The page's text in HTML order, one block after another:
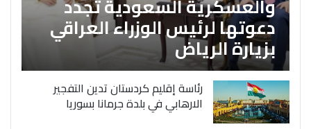
دعوتها لرئيس الوزراء العراقي
بزيارة الرياض
رئاسة إقليم كردستان تدين التفجير
الارهابي في بلدة جرمانا بسوريا